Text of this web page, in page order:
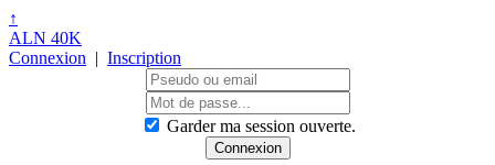
↑
ALN 40K
Connexion | Inscription
Garder ma session ouverte.